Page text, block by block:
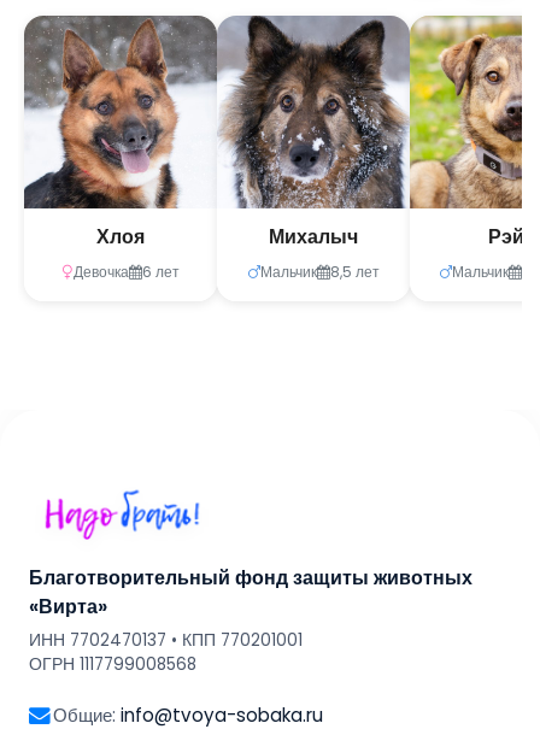
Хлоя
Девочка 6 лет
Михалыч
Мальчик 8,5 лет
Рэй
Мальчик
Благотворительный фонд защиты животных
«Вирта»
ИНН 7702470137 • КПП 770201001
ОГРН 1117799008568
Общие: info@tvoya-sobaka.ru